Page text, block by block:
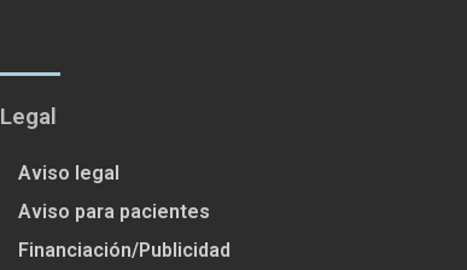
Legal
Aviso legal
Aviso para pacientes
Financiación/Publicidad